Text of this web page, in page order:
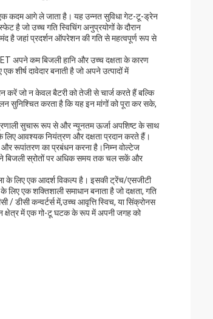
कदम आगे ले जाता है। यह उन्नत सुविधा गेट-टू-ड्रेन
है जो उच्च गति स्विचिंग अनुप्रयोगों के दौरान
है जहां प्रदर्शन ऑपरेशन की गति से महत्वपूर्ण रूप से
अपने कम बिजली हानि और उच्च दक्षता के कारण
दावेदार बनाती है जो अपने उत्पादों में
करें जो न केवल बैटरी को तेजी से चार्ज करते हैं बल्कि
सुनिश्चित करता है कि यह इन मांगों को पूरा कर सके,
सुचारू रूप से और न्यूनतम ऊर्जा अपशिष्ट के साथ
लिए आवश्यक नियंत्रण और दक्षता प्रदान करते हैं।
और रूपांतरण का प्रबंधन करना है।निम्न वोल्टेज
बिजली स्रोतों पर अधिक समय तक चल सकें और
के लिए एक आदर्श विकल्प है। इसकी ट्रेंच/एसजीटी
एक शक्तिशाली समाधान बनाता है जो दक्षता, गति
/ डीसी कन्वर्टर्स में,उच्च आवृत्ति स्विच, या सिंक्रोनस
क्षेत्र में एक गो-टू घटक के रूप में अपनी जगह को